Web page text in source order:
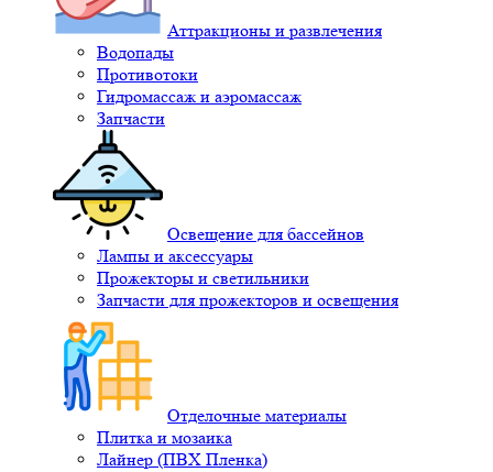
Аттракционы и развлечения
Водопады
Противотоки
Гидромассаж и аэромассаж
Запчасти
Освещение для бассейнов
Лампы и аксессуары
Прожекторы и светильники
Запчасти для прожекторов и освещения
Отделочные материалы
Плитка и мозаика
Лайнер (ПВХ Пленка)